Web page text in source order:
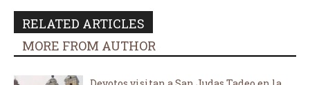
RELATED ARTICLES
MORE FROM AUTHOR